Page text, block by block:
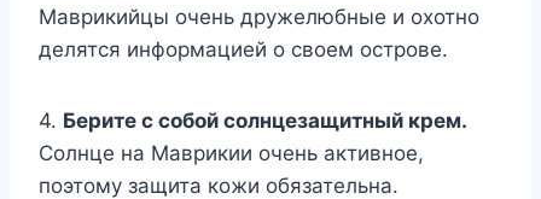
Маврикийцы очень дружелюбные и охотно
делятся информацией о своем острове.
4. Берите с собой солнцезащитный крем.
Солнце на Маврикии очень активное,
поэтому защита кожи обязательна.